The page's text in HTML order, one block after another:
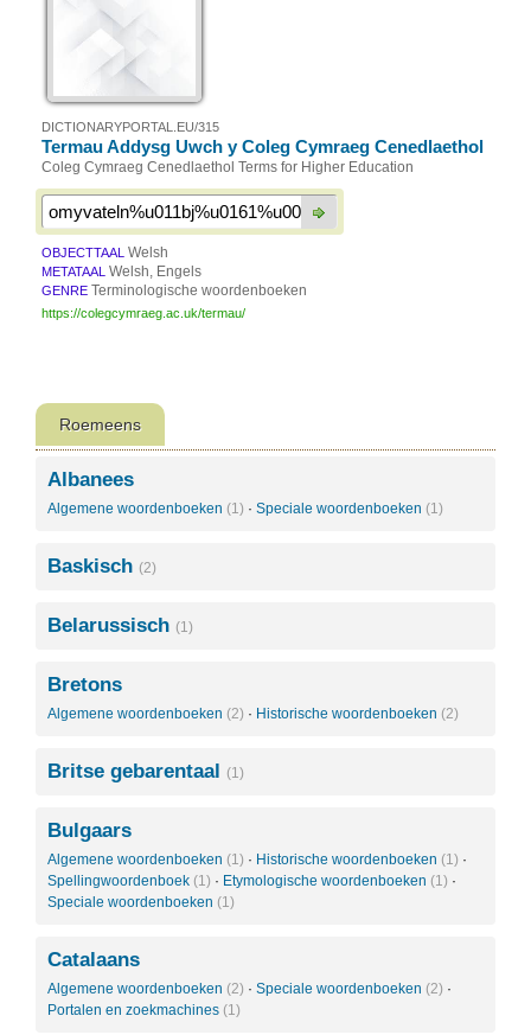
DICTIONARYPORTAL.EU/315
Termau Addysg Uwch y Coleg Cymraeg Cenedlaethol
Coleg Cymraeg Cenedlaethol Terms for Higher Education
OBJECTTAAL Welsh
METATAAL Welsh, Engels
GENRE Terminologische woordenboeken
https://colegcymraeg.ac.uk/termau/
Roemeens
Albanees
Algemene woordenboeken (1) · Speciale woordenboeken (1)
Baskisch (2)
Belarussisch (1)
Bretons
Algemene woordenboeken (2) · Historische woordenboeken (2)
Britse gebarentaal (1)
Bulgaars
Algemene woordenboeken (1) · Historische woordenboeken (1) ·
Spellingwoordenboek (1) · Etymologische woordenboeken (1) ·
Speciale woordenboeken (1)
Catalaans
Algemene woordenboeken (2) · Speciale woordenboeken (2) ·
Portalen en zoekmachines (1)